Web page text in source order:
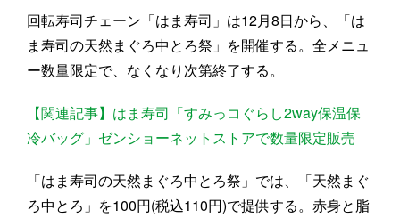
回転寿司チェーン「はま寿司」は12月8日から、「は
ま寿司の天然まぐろ中とろ祭」を開催する。全メニュ
ー数量限定で、なくなり次第終了する。
【関連記事】はま寿司「すみっコぐらし2way保温保
冷バッグ」ゼンショーネットストアで数量限定販売
「はま寿司の天然まぐろ中とろ祭」では、「天然まぐ
ろ中とろ」を100円(税込110円)で提供する。赤身と脂